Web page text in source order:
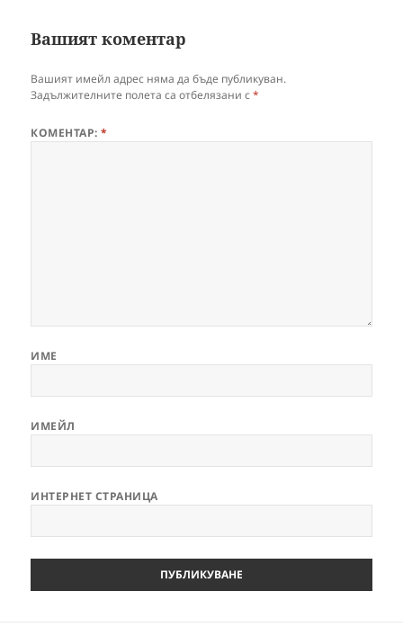
Вашият коментар
Вашият имейл адрес няма да бъде публикуван.
Задължителните полета са отбелязани с*
КОМЕНТАР:*
ИМЕ
ИМЕЙЛ
ИНТЕРНЕТ СТРАНИЦА